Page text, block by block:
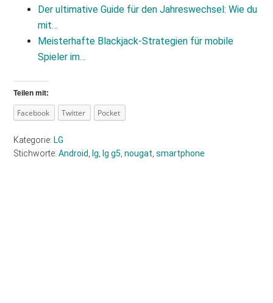
Der ultimative Guide für den Jahreswechsel: Wie du
mit…
Meisterhafte Blackjack‑Strategien für mobile
Spieler im…
Teilen mit:
Facebook Twitter Pocket
Kategorie: LG
Stichworte:Android lg lg g5 ,nougat ,smartphone